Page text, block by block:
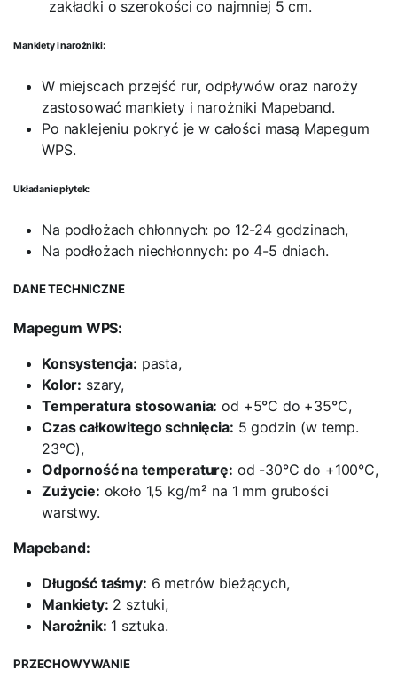
zakładki o szerokości co najmniej 5 cm.
Mankiety i narożniki:
W miejscach przejść rur, odpływów oraz naroży
zastosować mankiety i narożniki Mapeband.
Po naklejeniu pokryć je w całości masą Mapegum
WPS.
Układanie płytek:
Na podłożach chłonnych: po 12-24 godzinach,
Na podłożach niechłonnych: po 4-5 dniach.
DANE TECHNICZNE
Mapegum WPS:
Konsystencja: pasta,
Kolor: szary,
Temperatura stosowania: od +5°C do +35°C,
Czas całkowitego schnięcia: 5 godzin (w temp.
23°C),
Odporność na temperaturę: od -30°C do +100°C,
Zużycie: około 1,5 kg/m² na 1 mm grubości
warstwy.
Mapeband:
Długość taśmy: 6 metrów bieżących,
Mankiety: 2 sztuki,
Narożnik: 1 sztuka.
PRZECHOWYWANIE